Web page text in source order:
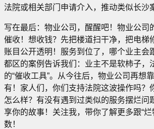
法院或相关部门申请介入，推动类似长沙
写在最后：物业公司，醒醒吧！物业公司
催收！想收钱？先把楼道扫干净，把电梯
账目公开透明！服务到位了，哪个业主会
都区的案例告诉我们：业主不是软柿子，
的“催收工具”。从今往后，物业公司再想
有！家人们，你们支持法院这波操作吗？
怎么样？有没有遇到过类似的服务摆烂问
享你的故事！关注我，带你了解更多跟“烂
数！